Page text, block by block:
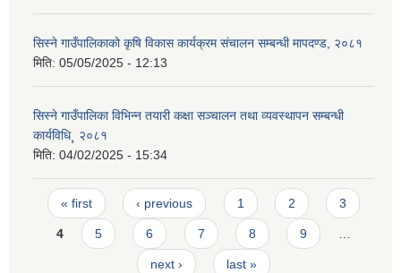
सिस्ने गाउँपालिकाको कृषि विकास कार्यक्रम संचालन सम्बन्धी मापदण्ड, २०८१
मिति: 05/05/2025 - 12:13
सिस्ने गाउँपालिका विभिन्न तयारी कक्षा सञ्चालन तथा व्यवस्थापन सम्बन्धी
कार्यविधि¸ २०८१
मिति: 04/02/2025 - 15:34
Pages
« first ‹ previous 1 2 3
4 5 6 7 8 9 …
next › last »